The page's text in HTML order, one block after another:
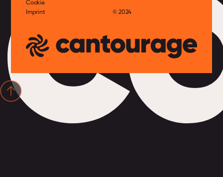
Cookie
Imprint
© 2024